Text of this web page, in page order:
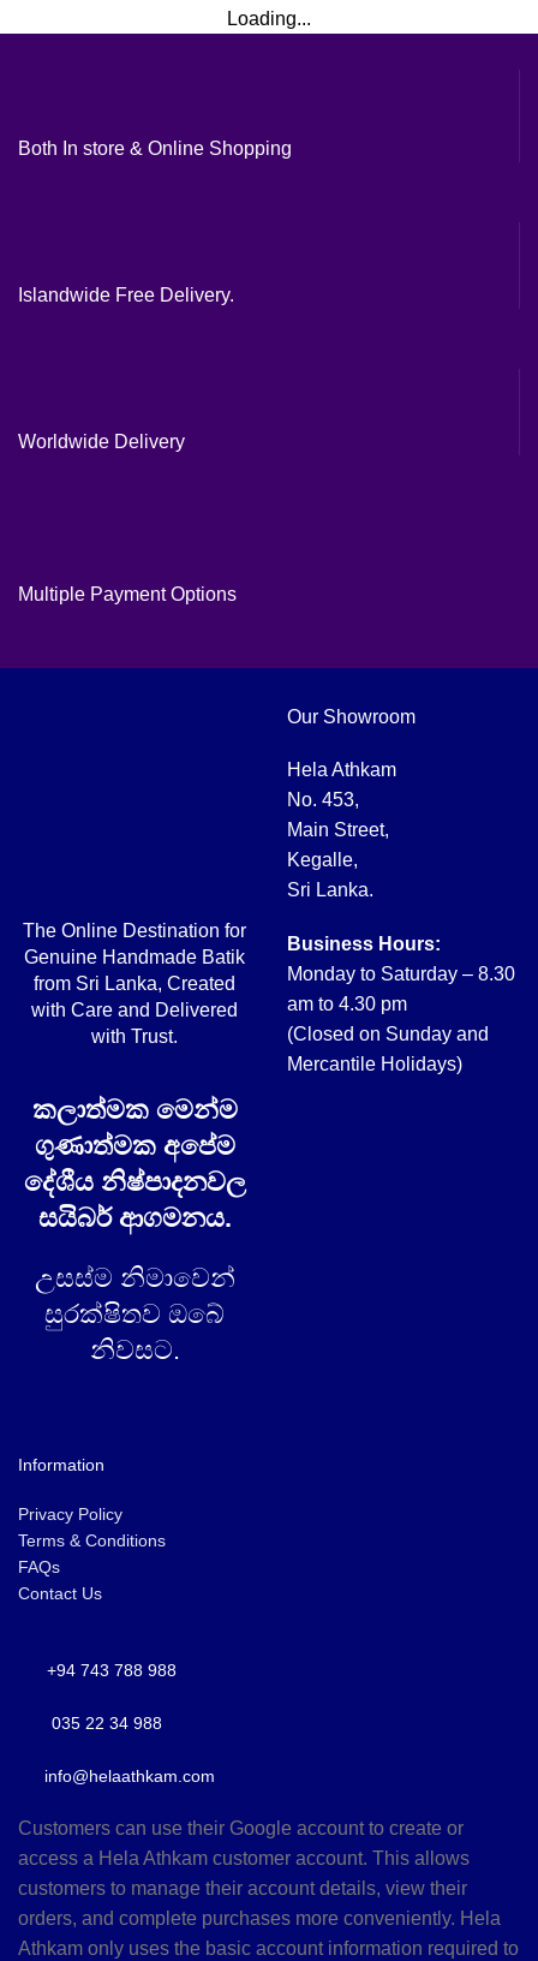
Loading...
Both In store & Online Shopping
Islandwide Free Delivery.
Worldwide Delivery
Multiple Payment Options
The Online Destination for
Genuine Handmade Batik
from Sri Lanka, Created
with Care and Delivered
with Trust.
කලාත්මක මෙන්ම
ගුණාත්මක අපේම
දේශීය නිෂ්පාදනවල
සයිබර් ආගමනය.
උසස්ම නිමාවෙන්
සුරක්ෂිතව ඔබේ
නිවසට.
Our Showroom
Hela Athkam
No. 453,
Main Street,
Kegalle,
Sri Lanka.
Business Hours:
Monday to Saturday – 8.30
am to 4.30 pm
(Closed on Sunday and
Mercantile Holidays)
Information
Privacy Policy
Terms & Conditions
FAQs
Contact Us
+94 743 788 988
035 22 34 988
info@helaathkam.com
Customers can use their Google account to create or
access a Hela Athkam customer account. This allows
customers to manage their account details, view their
orders, and complete purchases more conveniently. Hela
Athkam only uses the basic account information required to